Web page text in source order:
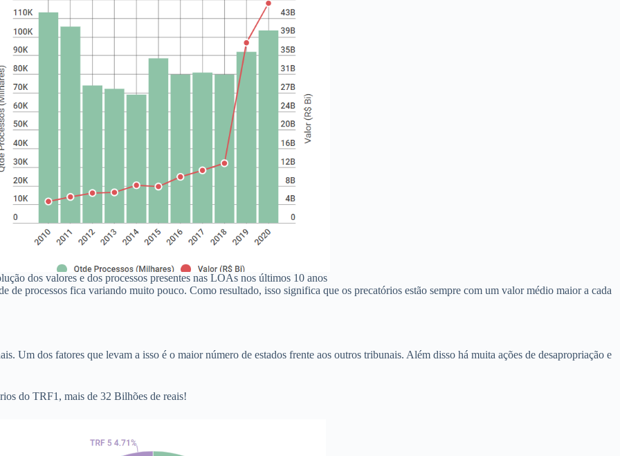
dos valores e dos processos presentes nas LOAs nos últimos 10 anos
de processos fica variando muito pouco. Como resultado, isso significa que os precatórios estão sempre com um valor médio maior a cada
Um dos fatores que levam a isso é o maior número de estados frente aos outros tribunais. Além disso há muita ações de desapropriação e
do TRF1, mais de 32 Bilhões de reais!